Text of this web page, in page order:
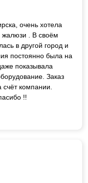
очень хотела
жалюзи . В своём
в другой город и
постоянно была на
показывала
Заказ
компании.
!!